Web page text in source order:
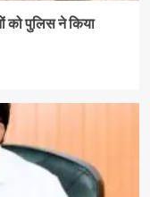
को पुलिस ने किया